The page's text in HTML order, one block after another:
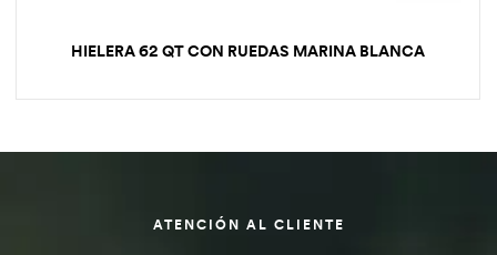
HIELERA 62 QT CON RUEDAS MARINA BLANCA
ATENCIÓN AL CLIENTE